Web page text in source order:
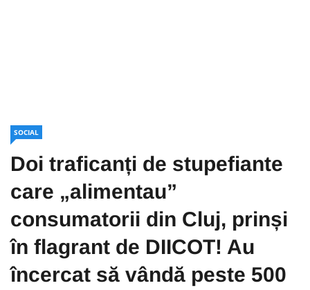
SOCIAL
Doi traficanți de stupefiante
care „alimentau”
consumatorii din Cluj, prinși
în flagrant de DIICOT! Au
încercat să vândă peste 500